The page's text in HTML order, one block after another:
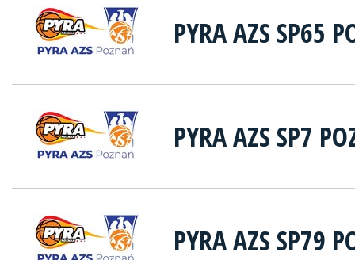
PYRA AZS SP65
PYRA AZS SP7
PYRA AZS SP79